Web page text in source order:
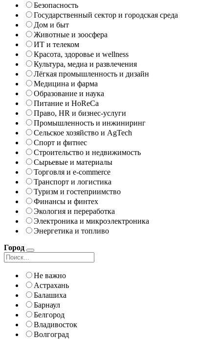
Безопасность
Государственный сектор и городская среда
Дом и быт
Животные и зоосфера
ИТ и телеком
Красота, здоровье и wellness
Культура, медиа и развлечения
Лёгкая промышленность и дизайн
Медицина и фарма
Образование и наука
Питание и HoReCa
Право, HR и бизнес-услуги
Промышленность и инжиниринг
Сельское хозяйство и AgTech
Спорт и фитнес
Строительство и недвижимость
Сырьевые и материалы
Торговля и e-commerce
Транспорт и логистика
Туризм и гостеприимство
Финансы и финтех
Экология и переработка
Электроника и микроэлектроника
Энергетика и топливо
Город
Не важно
Астрахань
Балашиха
Барнаул
Белгород
Владивосток
Волгоград